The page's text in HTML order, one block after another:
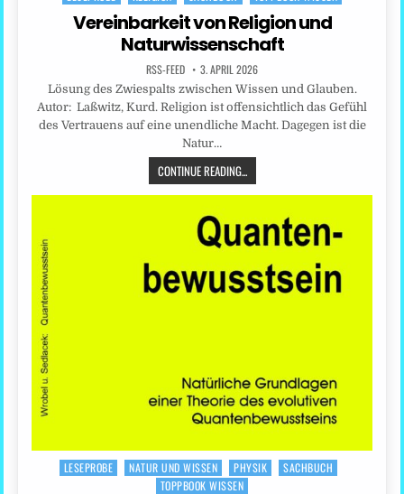
Vereinbarkeit von Religion und
Naturwissenschaft
RSS-FEED 3. APRIL 2026
Lösung des Zwiespalts zwischen Wissen und Glauben.
Autor: Laßwitz, Kurd. Religion ist offensichtlich das Gefühl
des Vertrauens auf eine unendliche Macht. Dagegen ist die
Natur…
CONTINUE READING...
Posted
LESEPROBE NATUR UND WISSEN PHYSIK
SACHBUCH
TOPPBOOK WISSEN